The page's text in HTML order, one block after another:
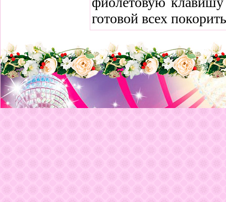
готовой всех